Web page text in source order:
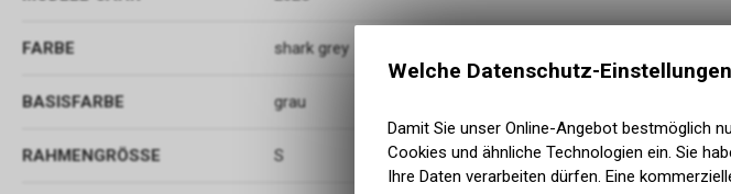
FARBE shark grey
BASISFARBE grau
RAHMENGRÖSSE S
Welche Datenschutz-
Damit Sie unser Online-Angebot bestmöglich
Cookies und ähnliche Technologien ein. Sie
Ihre Daten verarbeiten dürfen. Eine